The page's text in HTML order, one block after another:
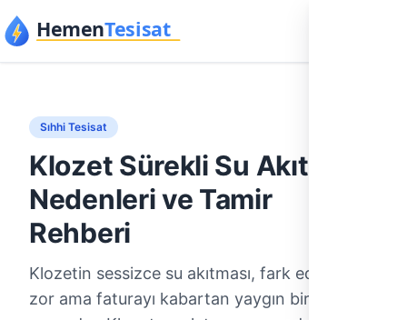
İçeriğe geç
Sıhhi Tesisat
Klozet Sürekli Su Akıtıyor:
Nedenleri ve Tamir
Rehberi
Klozetin sessizce su akıtması, fark edilmesi
zor ama faturayı kabartan yaygın bir